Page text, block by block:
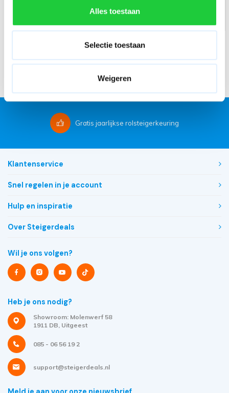
Alles toestaan
Selectie toestaan
Weigeren
In mijn winkelwagen In mijn winkelwagen
Filters
Gratis jaarlijkse rolsteigerkeuring
Klantenservice
Snel regelen in je account
Hulp en inspiratie
Over Steigerdeals
Wil je ons volgen?
Heb je ons nodig?
Showroom: Molenwerf 58
1911 DB, Uitgeest
085 - 06 56 19 2
support@steigerdeals.nl